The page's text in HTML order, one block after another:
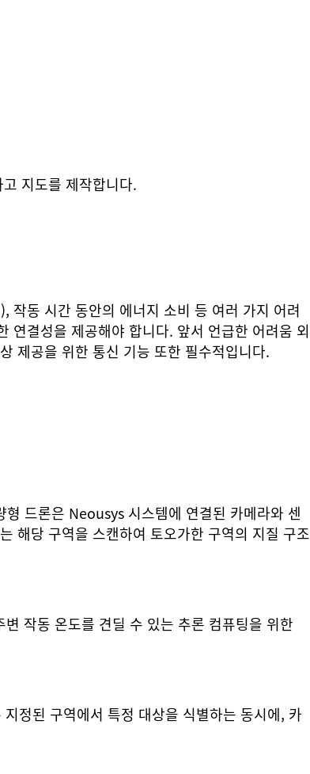
지도를 제작합니다.
작동 시간 동안의 에너지 소비 등 여러 가지 어려
연결성을 제공해야 합니다. 앞서 언급한 어려움 외
제공을 위한 통신 기능 또한 필수적입니다.
드론은 Neousys 시스템에 연결된 카메라와 센
해당 구역을 스캔하여 토오가한 구역의 지질 구조
작동 온도를 견딜 수 있는 추론 컴퓨팅을 위한
정된 구역에서 특정 대상을 식별하는 동시에, 카